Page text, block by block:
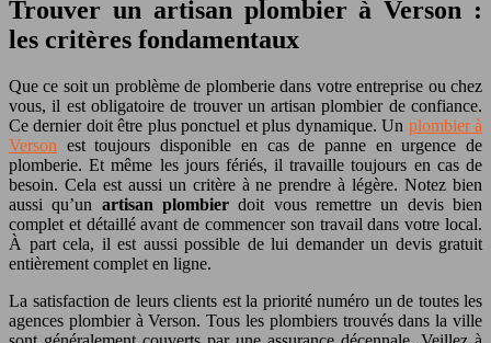
Trouver un artisan plombier à Verson :
les critères fondamentaux
Que ce soit un problème de plomberie dans votre entreprise ou chez
vous, il est obligatoire de trouver un artisan plombier de confiance.
Ce dernier doit être plus ponctuel et plus dynamique. Un plombier à
Verson est toujours disponible en cas de panne en urgence de
plomberie. Et même les jours fériés, il travaille toujours en cas de
besoin. Cela est aussi un critère à ne prendre à légère. Notez bien
aussi qu’un artisan plombier doit vous remettre un devis bien
complet et détaillé avant de commencer son travail dans votre local.
À part cela, il est aussi possible de lui demander un devis gratuit
entièrement complet en ligne.
La satisfaction de leurs clients est la priorité numéro un de toutes les
agences plombier à Verson. Tous les plombiers trouvés dans la ville